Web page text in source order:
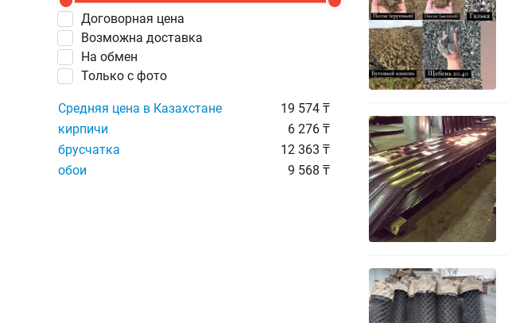
Договорная цена
Возможна доставка
На обмен
Только с фото
Средняя цена в Казахстане
19 574 ₸
кирпичи
6 276 ₸
брусчатка
12 363 ₸
обои
9 568 ₸